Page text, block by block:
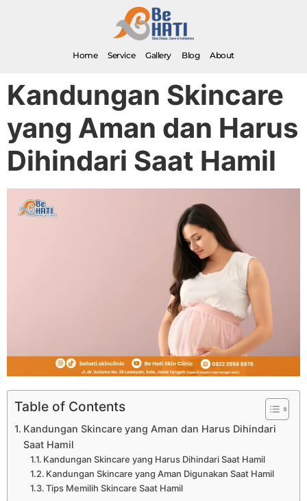
Home Service Gallery Blog About
Kandungan Skincare
yang Aman dan Harus
Dihindari Saat Hamil
Table of Contents
Kandungan Skincare yang Aman dan Harus Dihindari
Saat Hamil
Kandungan Skincare yang Harus Dihindari Saat Hamil
Kandungan Skincare yang Aman Digunakan Saat Hamil
Tips Memilih Skincare Saat Hamil